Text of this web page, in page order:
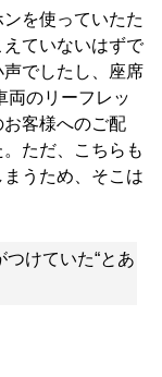
ンを使っていたた
ていないはずで
でしたし、座席
両のリーフレッ
お客様へのご配
ただ、こちらも
うため、そこは
つけていた“とあ